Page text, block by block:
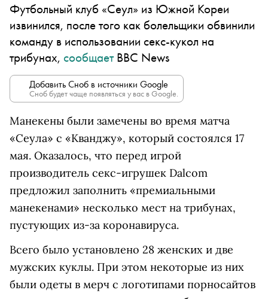
Футбольный клуб «Сеул» из Южной Кореи
извинился, после того как болельщики обвинили
команду в использовании секс-кукол на
трибунах, сообщаетBBC News
Добавить Сноб в источники Google
Сноб будет чаще появляться у вас в Google.
Манекены были замечены во время матча
«Сеула» с «Кванджу», который состоялся 17
мая. Оказалось, что перед игрой
производитель секс-игрушек Dalcom
предложил заполнить «премиальными
манекенами» несколько мест на трибунах,
пустующих из-за коронавируса.
Всего было установлено 28 женских и две
мужских куклы. При этом некоторые из них
были одеты в мерч с логотипами порносайтов